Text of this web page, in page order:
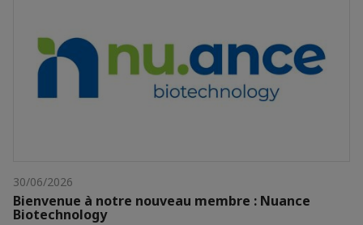
30/06/2026
Bienvenue à notre nouveau membre : Nuance
Biotechnology